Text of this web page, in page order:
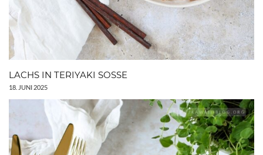
LACHS IN TERIYAKI SOSSE
18. JUNI 2025